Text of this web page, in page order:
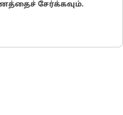
சேர்க்கவும்.